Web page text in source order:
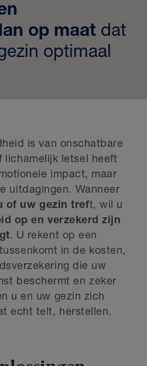
op maat dat
optimaal
is van onschatbare
lichamelijk letsel heeft
impact, maar
uitdagingen. Wanneer
of uw gezin treft, wil u
op en verzekerd zijn
. U rekent op een
in de kosten,
die uw
beschermt en zeker
u en uw gezin zich
echt telt, herstellen.